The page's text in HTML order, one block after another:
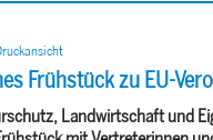
Frühstück zu EU-
Landwirtschaft und